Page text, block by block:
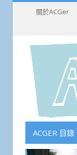
關於ACGer
ACGER 目錄